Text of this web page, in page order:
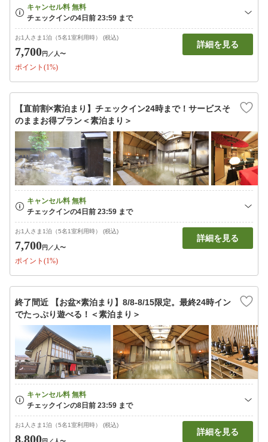
お1人さま1泊（5名1室利用時） (税込)
7,700円 ／人〜
ポイント(1%)
詳細を見る
【直前割×素泊まり】チェックイン24時まで！サービスそ
のままお得プラン＜素泊まり＞
お1人さま1泊（5名1室利用時） (税込)
7,700円 ／人〜
ポイント(1%)
詳細を見る
終了間近 【お盆×素泊まり】8/8-8/15限定。最終24時イン
でたっぷり遊べる！＜素泊まり＞
お1人さま1泊（5名1室利用時） (税込)
8,800
詳細を見る